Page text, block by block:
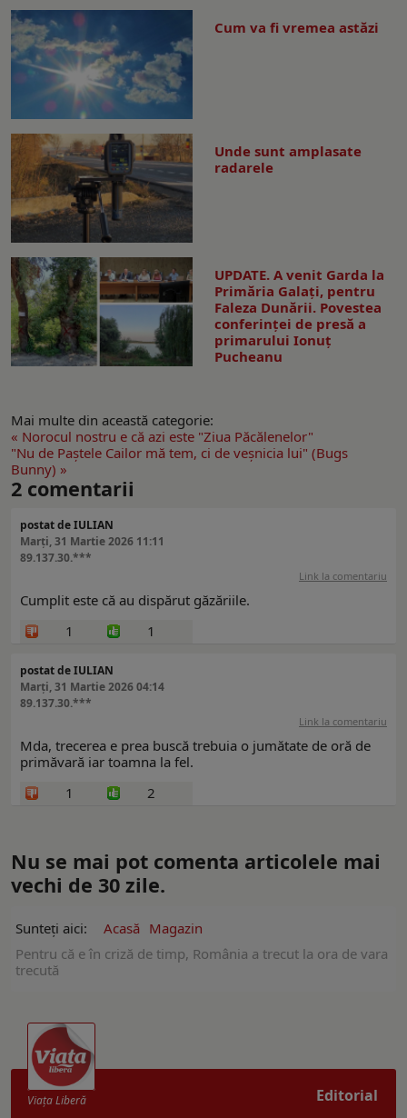
Cum va fi vremea astăzi
Unde sunt amplasate
radarele
UPDATE. A venit Garda la
Primăria Galaţi, pentru
Faleza Dunării. Povestea
conferinţei de presă a
primarului Ionuţ
Pucheanu
Mai multe din această categorie:
« Norocul nostru e că azi este "Ziua Păcălenelor"
"Nu de Paștele Cailor mă tem, ci de veșnicia lui" (Bugs
Bunny) »
2 comentarii
postat de IULIAN
Marți, 31 Martie 2026 11:11
89.137.30.***
Link la comentariu
Cumplit este că au dispărut găzăriile.
1
1
postat de IULIAN
Marți, 31 Martie 2026 04:14
89.137.30.***
Link la comentariu
Mda, trecerea e prea buscă trebuia o jumătate de oră de
primăvară iar toamna la fel.
1
2
Nu se mai pot comenta articolele mai
vechi de 30 zile.
Sunteți aici: Acasă Magazin
Pentru că e în criză de timp, România a trecut la ora de vara
trecută
Editorial
Viaţa Liberă